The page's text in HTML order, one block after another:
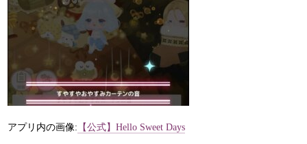
アプリ内の画像: 【公式】Hello Sweet Days